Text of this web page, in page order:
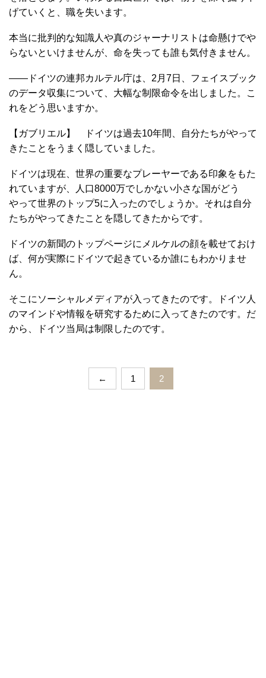
げていくと、職を失います。
本当に批判的な知識人や真のジャーナリストは命懸けでや
らないといけませんが、命を失っても誰も気付きません。
――ドイツの連邦カルテル庁は、2月7日、フェイスブック
のデータ収集について、大幅な制限命令を出しました。こ
れをどう思いますか。
【ガブリエル】 ドイツは過去10年間、自分たちがやって
きたことをうまく隠していました。
ドイツは現在、世界の重要なプレーヤーである印象をもた
れていますが、人口8000万でしかない小さな国がどう
やって世界のトップ5に入ったのでしょうか。それは自分
たちがやってきたことを隠してきたからです。
ドイツの新聞のトップページにメルケルの顔を載せておけ
ば、何が実際にドイツで起きているか誰にもわかりませ
ん。
そこにソーシャルメディアが入ってきたのです。ドイツ人
のマインドや情報を研究するために入ってきたのです。だ
から、ドイツ当局は制限したのです。
← 1 2